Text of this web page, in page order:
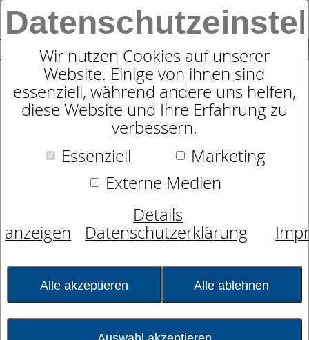
Wir nutzen Cookies auf unserer
Website. Einige von ihnen sind
essenziell, während andere uns helfen,
diese Website und Ihre Erfahrung zu
verbessern.
Essenziell
Marketing
Externe Medien
Details
anzeigen
Datenschutzerklärung
Alle akzeptieren Alle ablehnen
0
Nackenstützkissen
dormabell Cervical NB 5-V